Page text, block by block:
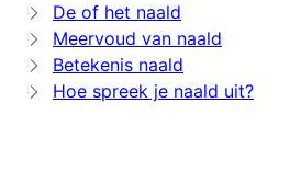
De of het naald
Meervoud van naald
Betekenis naald
Hoe spreek je naald uit?